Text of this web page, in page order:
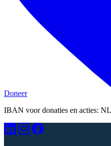
Doneer
IBAN voor donaties en acties: